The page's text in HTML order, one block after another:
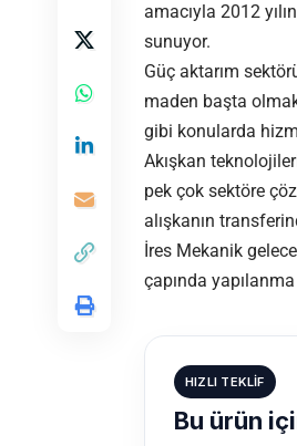
amacıyla 2012
sunuyor.
Güç aktarım
maden başta
gibi konularda
Akışkan
pek çok sektöre
alışkanın
İres Mekanik
çapında
HIZLI TEKLIF
Bu ürün